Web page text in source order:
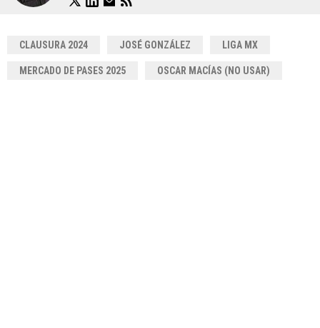
CLAUSURA 2024 JOSÉ GONZÁLEZ LIGA MX
MERCADO DE PASES 2025 OSCAR MACÍAS (NO USAR)